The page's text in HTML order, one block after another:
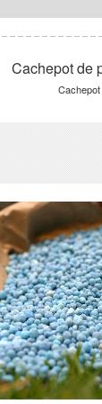
Cachepot de
Cachepot